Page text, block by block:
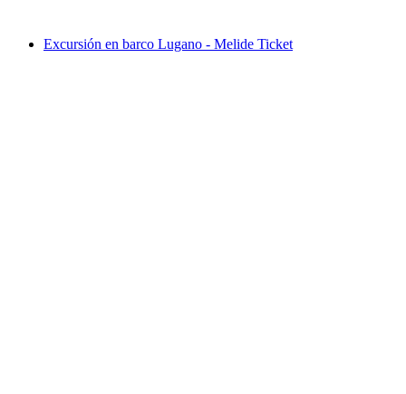
Excursión en barco Lugano - Melide Ticket